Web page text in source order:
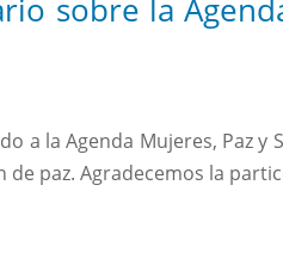
sobre la
a la Agenda Mujeres, Paz
paz. Agradecemos la